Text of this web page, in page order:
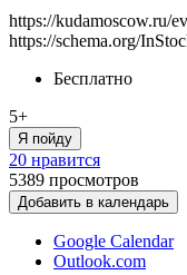
https://kudamoscow.ru/
https://schema.org/
Бесплатно
5+
Я пойду
20 нравится
5389 просмотров
Добавить в календарь
Google Calendar
Outlook.com